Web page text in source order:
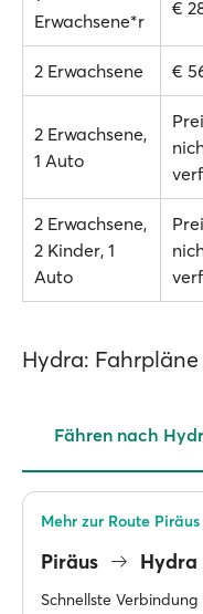
Erwachsene*r
€
2 Erwachsene €
2 Erwachsene,
1 Auto
2 Erwachsene,
2 Kinder, 1
Auto
Hydra:
Fähren nach
Piräus Hydra
Schnellste Verbindung
Mehr zur Route